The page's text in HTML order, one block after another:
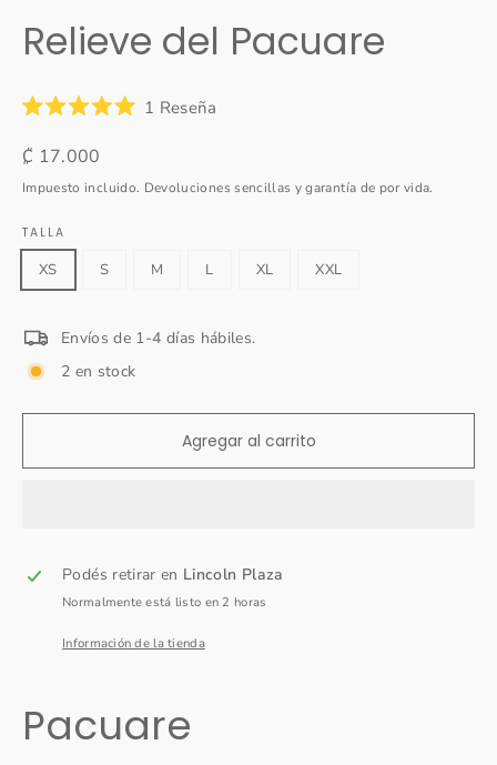
Relieve del Pacuare
5.0
de
estrellas
1 Reseña
desplazarte
reseñas
Precio
habitual
₡ 17.000
Impuesto incluido. Devoluciones sencillas y garantía de por vida.
TALLA
XS S M L XL XXL
Envíos de 1-4 días hábiles.
2 en stock
Agregar al carrito
Podés retirar en Lincoln Plaza
Normalmente está listo en 2 horas
Información de la tienda
Pacuare